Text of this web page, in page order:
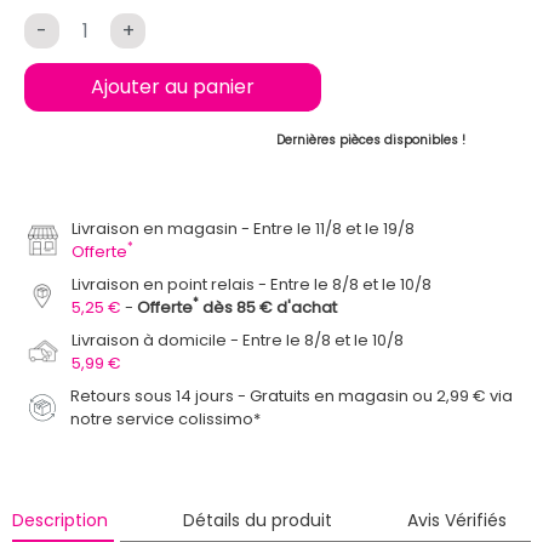
- +
Ajouter au panier
Dernières pièces disponibles !
Livraison en magasin
Entre le 11/8 et le 19/8
Offerte*
Livraison en point relais
Entre le 8/8 et le 10/8
5,25 €
Offerte* dès 85 € d'achat
Livraison à domicile
Entre le 8/8 et le 10/8
5,99 €
Retours sous 14 jours - Gratuits en magasin ou 2,99 € via
notre service colissimo*
Description Détails du produit Avis Vérifiés